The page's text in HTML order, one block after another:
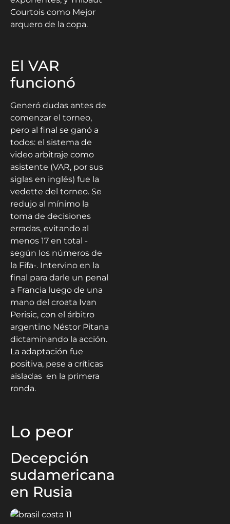
Courtois como Mejor
arquero de la copa.
El VAR
funcionó
Generó dudas antes de
comenzar el torneo,
pero al final se ganó a
todos: el sistema de
video arbitraje como
asistente (VAR, por sus
siglas en inglés) fue la
vedette del torneo. Se
redujo al mínimo la
toma de decisiones
erradas, evitando al
menos 17 en total -
según los números de
la Fifa-. Intervino en la
final para darle un penal
a Francia luego de una
mano del croata Ivan
Perisic, con el árbitro
argentino Néstor Pitana
dictaminando la acción.
La adaptación fue
positiva, pese a críticas
aisladas en la primera
ronda.
Lo peor
Decepción
sudamericana
en Rusia